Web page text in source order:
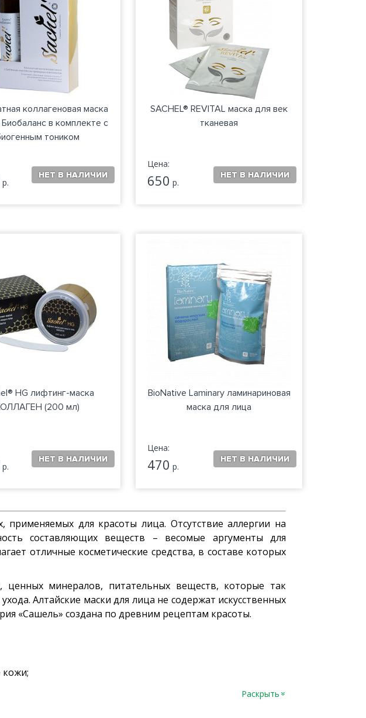
коллагеновая маска
в комплекте с
тоником
р.
SACHEL® REVITAL маска для век
тканевая
Цена:
650 р.
HG лифтинг-маска
(200 мл)
р.
BioNative Laminary ламинариновая
маска для лица
Цена:
470 р.
для красоты лица. Отсутствие аллергии на
составляющих веществ – весомые аргументы для
отличные косметические средства, в составе которых
ценных минералов, питательных веществ, которые так
Алтайские маски для лица не содержат искусственных
«Сашель» создана по древним рецептам красоты.
кожи;
Раскрыть»